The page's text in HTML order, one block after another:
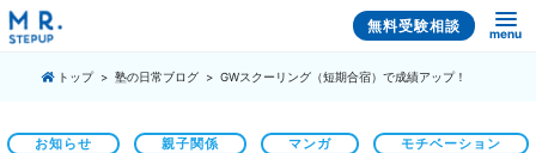
無料受験相談 menu
トップ 塾の日常ブログ GWスクーリング（短期合宿）で成績アップ！
お知らせ 親子関係 マンガ モチベーション